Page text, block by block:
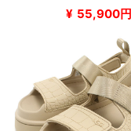
¥ 55,900円